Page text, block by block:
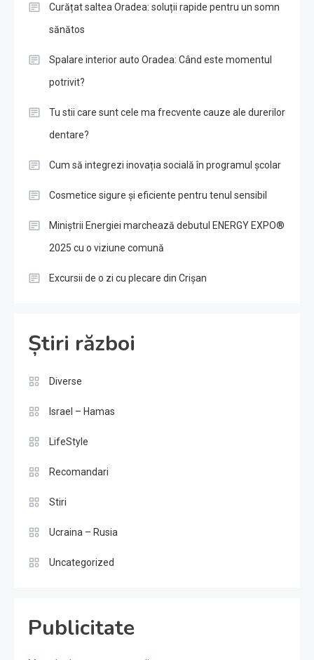
Curățat saltea Oradea: soluții rapide pentru un somn
sănătos
Spalare interior auto Oradea: Când este momentul
potrivit?
Tu stii care sunt cele ma frecvente cauze ale durerilor
dentare?
Cum să integrezi inovația socială în programul școlar
Cosmetice sigure și eficiente pentru tenul sensibil
Miniștrii Energiei marchează debutul ENERGY EXPO®
2025 cu o viziune comună
Excursii de o zi cu plecare din Crișan
Știri război
Diverse
Israel – Hamas
LifeStyle
Recomandari
Stiri
Ucraina – Rusia
Uncategorized
Publicitate